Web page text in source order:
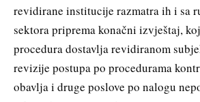
revidirane institucije razmatra ih i sa
sektora priprema konačni izvještaj,
procedura dostavlja revidiranom
revizije postupa po procedurama
obavlja i druge poslove po nalogu